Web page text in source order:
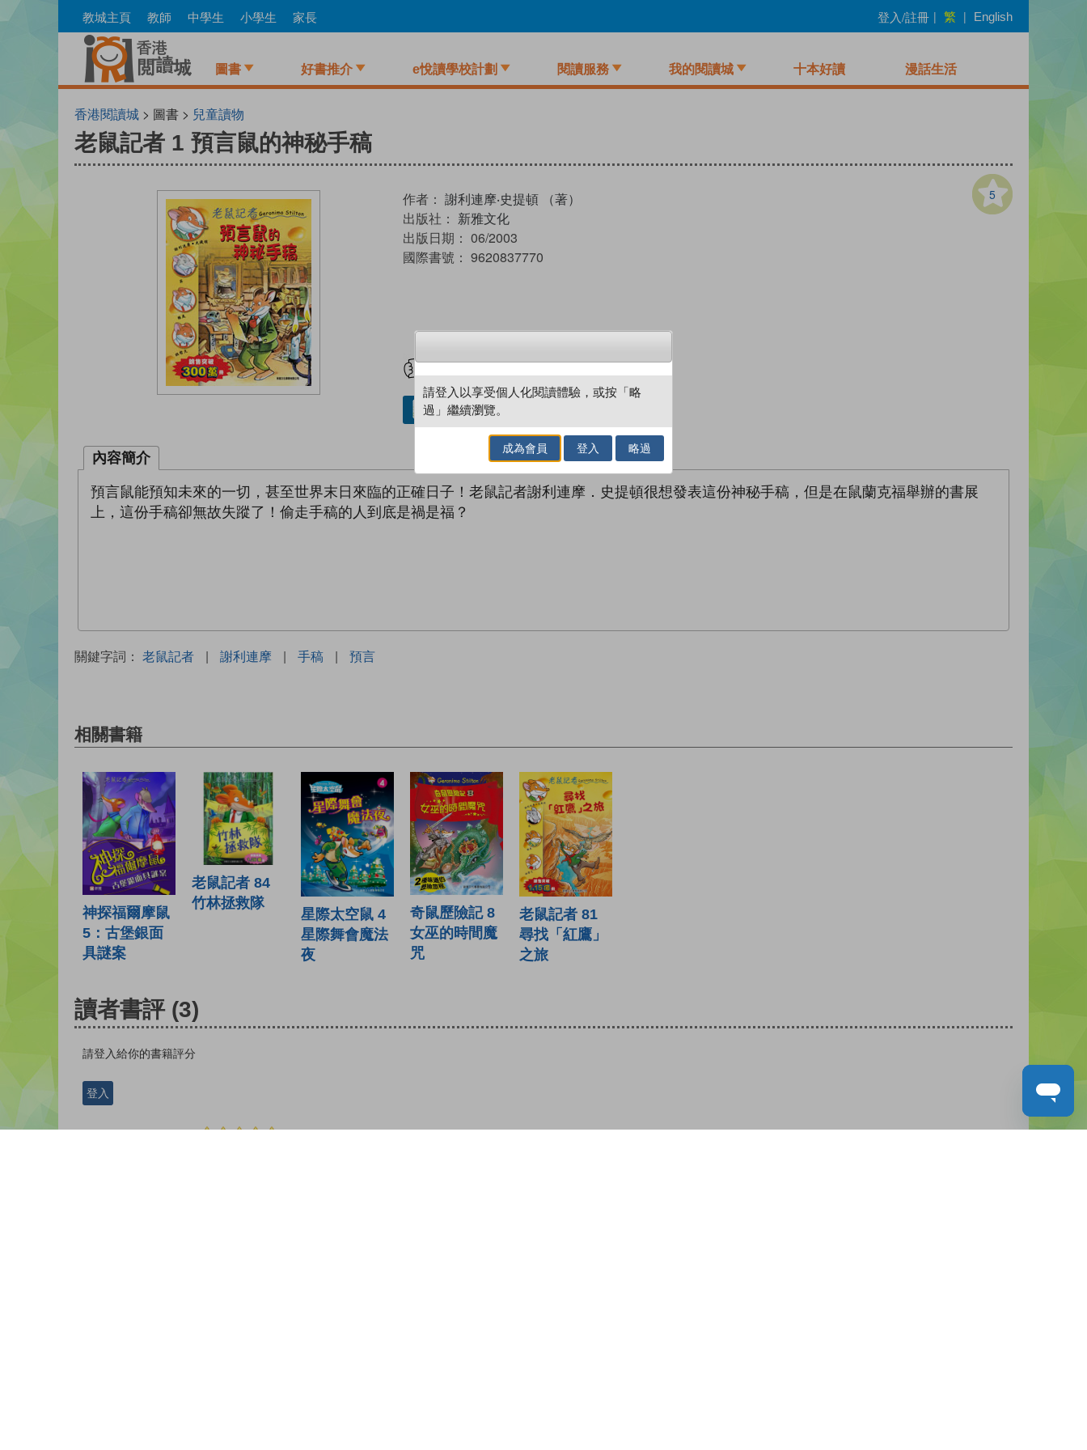
to
教城主頁 教師 中學生 小學生 家長 登入/註冊 | 繁 | English
圖書 好書推介 e悅讀學校計劃 閱讀服務 我的閱讀城 十本好讀 漫話生活
香港閱讀城 > 圖書 > 兒童讀物
老鼠記者 1 預言鼠的神秘手稿
5
作者： 謝利連摩‧史提頓 （著）
出版社： 新雅文化
出版日期： 06/2003
國際書號： 9620837770
借閱實體書
內容簡介
預言鼠能預知未來的一切，甚至世界末日來臨的正確日子！老鼠記者謝利連摩．史提頓很想發表這份神秘手稿，但是在鼠蘭克福舉辦的書展
上，這份手稿卻無故失蹤了！偷走手稿的人到底是禍是福？
關鍵字詞： 老鼠記者 | 謝利連摩 | 手稿 | 預言
相關書籍
神探福爾摩鼠
5：古堡銀面
具謎案
老鼠記者 84
竹林拯救隊
星際太空鼠 4
星際舞會魔法
夜
奇鼠歷險記 8
女巫的時間魔
咒
老鼠記者 81
尋找「紅鷹」
之旅
讀者書評 (3)
請登入給你的書籍評分
登入
nickname-ms-215407 | | 31-07-2024
請登入以享受個人化閱讀體驗，或按「略
過」繼續瀏覽。
成為會員 登入 略過